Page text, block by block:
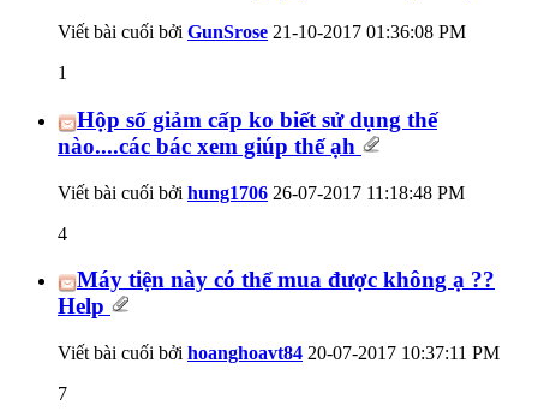
Viết bài cuối bởi GunSrose 21-10-2017 01:36:08 PM
1
Hộp số giảm cấp ko biết sử dụng thế
nào....các bác xem giúp thế ạh
Viết bài cuối bởi hung1706 26-07-2017 11:18:48 PM
4
Máy tiện này có thể mua được không ạ ??
Help
Viết bài cuối bởi hoanghoavt84 20-07-2017 10:37:11 PM
7